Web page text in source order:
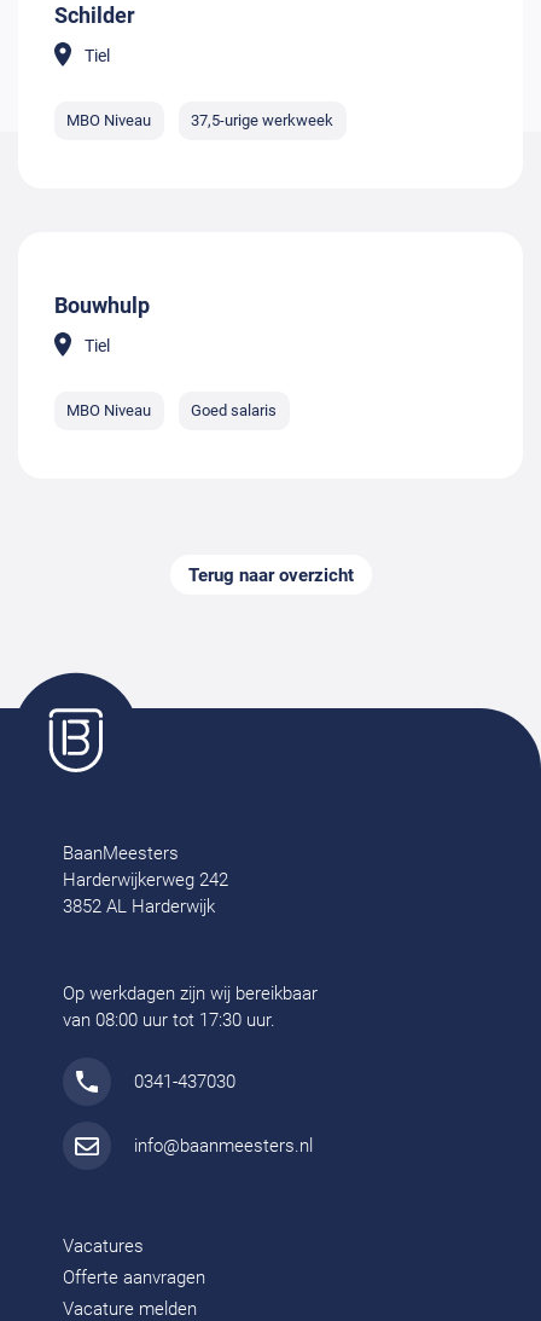
Schilder
Tiel
MBO Niveau 37,5-urige werkweek
Bouwhulp
Tiel
MBO Niveau Goed salaris
Terug naar overzicht
BaanMeesters
Harderwijkerweg 242
3852 AL Harderwijk
Op werkdagen zijn wij bereikbaar
van 08:00 uur tot 17:30 uur.
0341-437030
info@baanmeesters.nl
Vacatures
Offerte aanvragen
Vacature melden